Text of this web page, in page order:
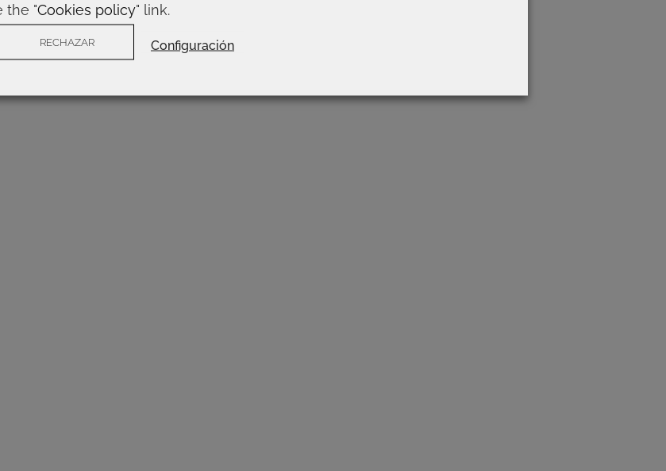
the "Cookies policy" link.
RECHAZAR Configuración